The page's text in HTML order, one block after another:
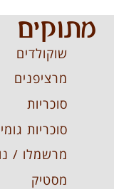
מתוקים
שוקולדים
מרציפנים
סוכריות
סוכריות גומי
מרשמלו /
מסטיק